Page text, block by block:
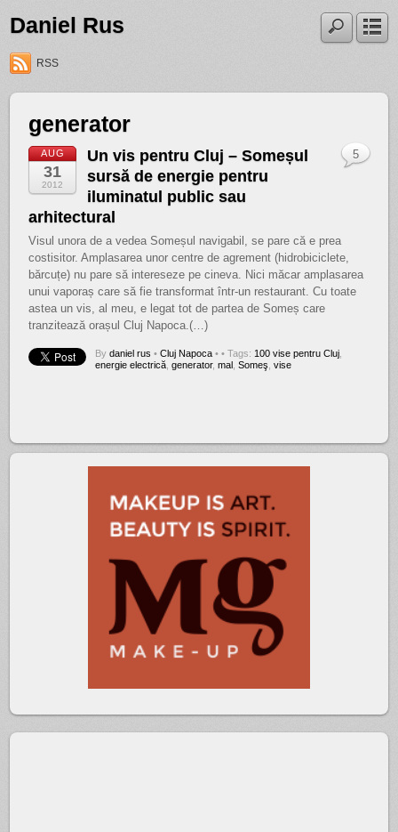
Daniel Rus
RSS
generator
AUG
31
2012
Un vis pentru Cluj – Someșul
sursă de energie pentru
iluminatul public sau
arhitectural
Visul unora de a vedea Someșul navigabil, se pare că e prea
costisitor. Amplasarea unor centre de agrement (hidrobiciclete,
bărcuțe) nu pare să intereseze pe cineva. Nici măcar amplasarea
unui vaporaș care să fie transformat într-un restaurant. Cu toate
astea un vis, al meu, e legat tot de partea de Someș care
tranzitează orașul Cluj Napoca.(…)
Bydaniel rus • Cluj Napoca •
5
• Tags: 100 vise pentru Cluj
energie electrică ,generator,mal ,Someş ,vise